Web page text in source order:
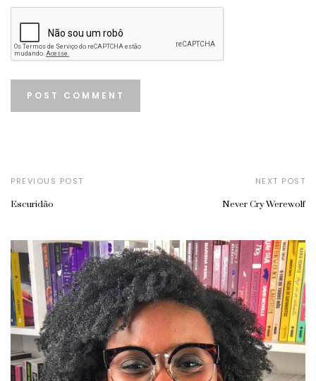
PREVIOUS POST
Escuridão
NEXT POST
Never Cry Werewolf